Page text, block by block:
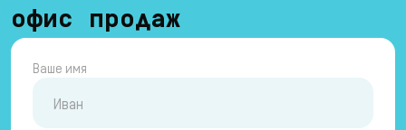
офис продаж
Ваше имя